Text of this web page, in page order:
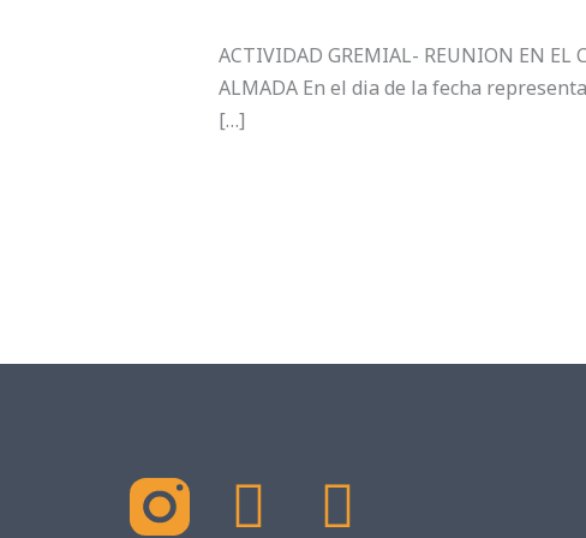
ACTIVIDAD GREMIAL- REUNION EN EL
ALMADA En el dia de la fecha
[…]
F Y
X